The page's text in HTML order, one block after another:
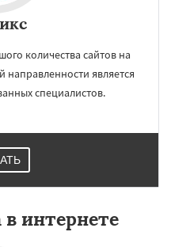
количества сайтов на
направленности является
специалистов.
в интернете